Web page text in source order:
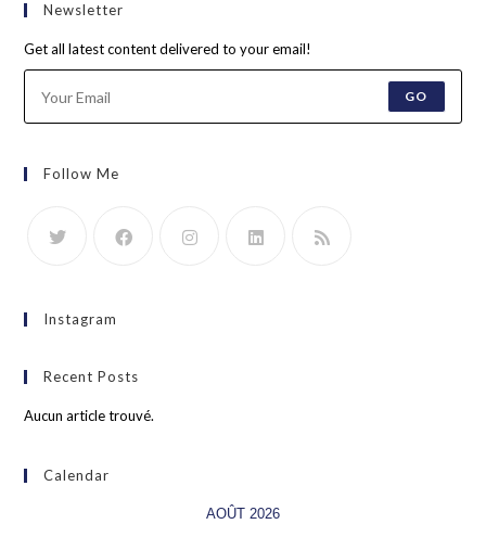
Newsletter
Get all latest content delivered to your email!
GO
Follow Me
Instagram
Recent Posts
Aucun article trouvé.
Calendar
AOÛT 2026